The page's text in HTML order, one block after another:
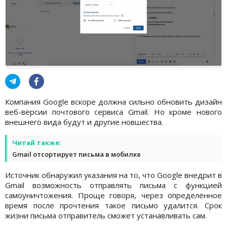
Компания Google вскоре должна сильно обновить дизайн
веб-версии почтового сервиса Gmail. Но кроме нового
внешнего вида будут и другие новшества.
Читай также:
Gmail отсортирует письма в мобилке
Источник обнаружил указания на то, что Google внедрит в
Gmail возможность отправлять письма с функцией
самоуничтожения. Проще говоря, через определённое
время после прочтения такое письмо удалится. Срок
жизни письма отправитель сможет устанавливать сам.